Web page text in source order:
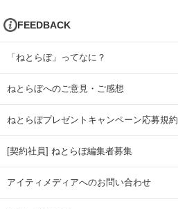
FEEDBACK
「ねとらぼ」ってなに？
ねとらぼへのご意見・ご感想
ねとらぼプレゼントキャンペーン応募規約
[契約社員] ねとらぼ編集者募集
アイティメディアへのお問い合わせ